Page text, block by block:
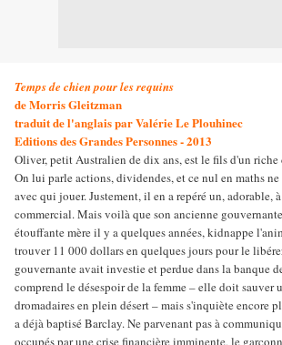
Temps de chien pour les requins
de Morris Gleitzman
traduit de l'anglais par Valérie Le Plouhinec
Editions des Grandes Personnes - 2013
Oliver, petit Australien de dix ans, est le fils d'un riche
On lui parle actions, dividendes, et ce nul en maths
avec qui jouer. Justement, il en a repéré un, adorable,
commercial. Mais voilà que son ancienne
étouffante mère il y a quelques années, kidnappe
trouver 11 000 dollars en quelques jours pour le
gouvernante avait investie et perdue dans la banque
comprend le désespoir de la femme – elle doit sauver
dromadaires en plein désert – mais s'inquiète encore
a déjà baptisé Barclay. Ne parvenant pas à
occupés par une crise financière imminente, le